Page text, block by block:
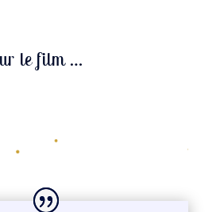
le film …